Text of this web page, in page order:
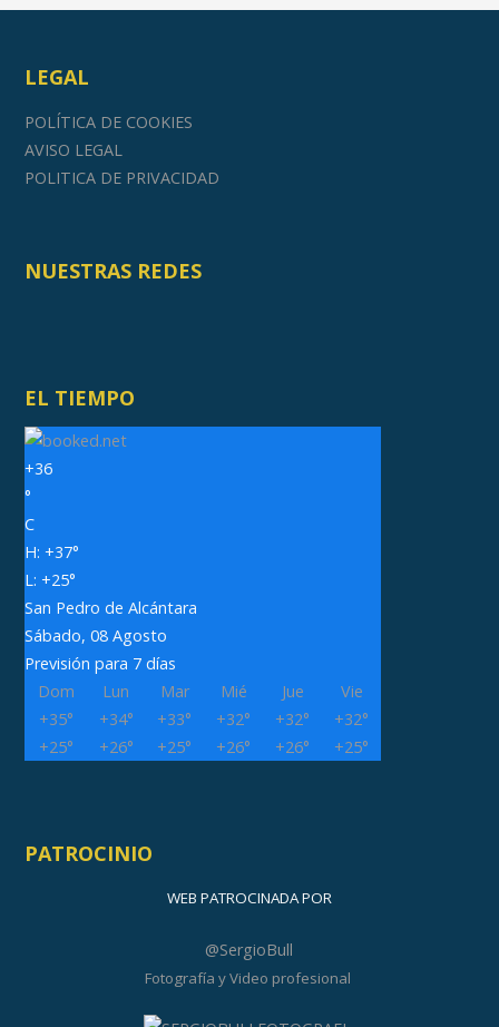
LEGAL
POLÍTICA DE COOKIES
AVISO LEGAL
POLITICA DE PRIVACIDAD
NUESTRAS REDES
EL TIEMPO
+36
°
C
H: +37°
L: +25°
San Pedro de Alcántara
Sábado, 08 Agosto
Previsión para 7 días
Dom
Lun Mar Mié Jue
Vie
+35° +34° +33° +32° +32° +32°
+25° +26° +25° +26° +26° +25°
PATROCINIO
WEB PATROCINADA POR
@SergioBull
Fotografía y Video profesional